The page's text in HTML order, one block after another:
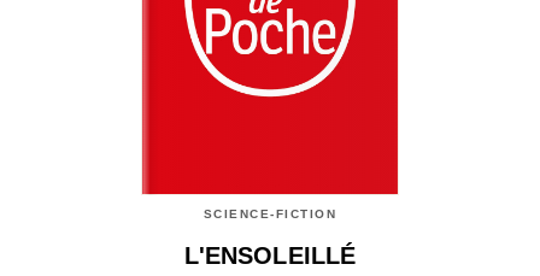
SCIENCE-FICTION
L'ENSOLEILLÉ